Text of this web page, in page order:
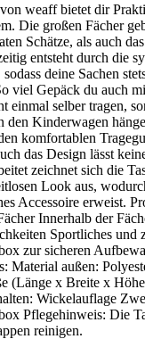
weaff bietet dir
Die großen Fächer
Schätze, als auch
entsteht durch die
deine Sachen
viel Gepäck du auch
einmal selber tragen,
den Kinderwagen
komfortablen
das Design lässt
zeichnet sich die
Look aus,
Accessoire erweist.
Innerhalb der
Sportliches und
zur sicheren
Material außen:
(Länge x Breite x
Wickelauflage
Pflegehinweis: Die
reinigen.